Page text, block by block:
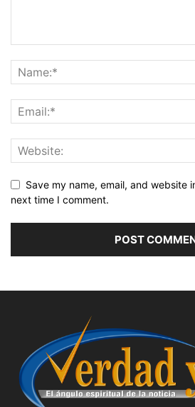
Save my name, email, and website
next time I comment.